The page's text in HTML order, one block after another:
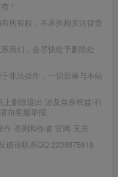
！
所有权，不承担相关法律责
我们，会尽快给予删除处
非法操作，一切后果与本站
删除退出 涉及自身权益/利
向客服举报。
否则和作者 官网 无关
馈请联系QQ:2238875818